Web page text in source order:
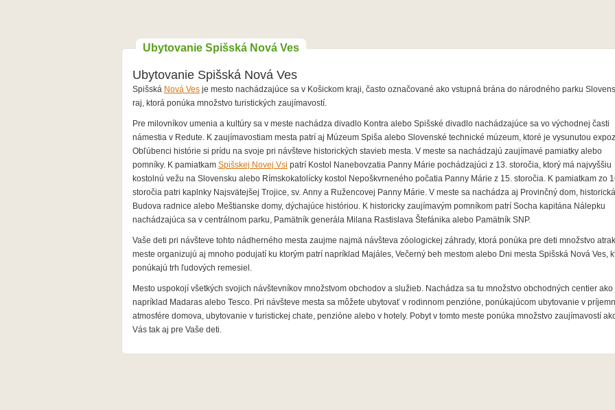
Ubytovanie Spišská Nová Ves
Ubytovanie Spišská Nová Ves
Spišská Nová Ves je mesto nachádzajúce sa v Košickom kraji, často označované ako vstupná brána do národného parku
raj, ktorá ponúka množstvo turistických zaujímavostí.
Pre milovníkov umenia a kultúry sa v meste nachádza divadlo Kontra alebo Spišské divadlo nachádzajúce sa vo východnej časti
námestia v Redute. K zaujímavostiam mesta patrí aj Múzeum Spiša alebo Slovenské technické múzeum, ktoré je vysunutou
Obľúbenci histórie si prídu na svoje pri návšteve historických stavieb mesta. V meste sa nachádzajú zaujímavé pamiatky alebo
pomníky. K pamiatkam Spišskej Novej Vsi patrí Kostol Nanebovzatia Panny Márie pochádzajúci z 13. storočia, ktorý má najvyššiu
kostolnú vežu na Slovensku alebo Rímskokatolícky kostol Nepoškvrneného počatia Panny Márie z 15. storočia. K pamiatkam zo
storočia patri kaplnky Najsvätejšej Trojice, sv. Anny a Ružencovej Panny Márie. V meste sa nachádza aj Provinčný dom, historická
Budova radnice alebo Meštianske domy, dýchajúce históriou. K historicky zaujímavým pomníkom patrí Socha kapitána Nálepku
nachádzajúca sa v centrálnom parku, Pamätník generála Milana Rastislava Štefánika alebo Pamätník SNP.
Vaše deti pri návšteve tohto nádherného mesta zaujme najmä návšteva zóologickej záhrady, ktorá ponúka pre deti množstvo
meste organizujú aj mnoho podujatí ku ktorým patrí napríklad Majáles, Večerný beh mestom alebo Dni mesta Spišská Nová Ves,
ponúkajú trh ľudových remesiel.
Mesto uspokojí všetkých svojich návštevníkov množstvom obchodov a služieb. Nachádza sa tu množstvo obchodných centier ako
napríklad Madaras alebo Tesco. Pri návšteve mesta sa môžete ubytovať v rodinnom penzióne, ponúkajúcom ubytovanie v
atmosfére domova, ubytovanie v turistickej chate, penzióne alebo v hotely. Pobyt v tomto meste ponúka množstvo zaujímavostí
Vás tak aj pre Vaše deti.